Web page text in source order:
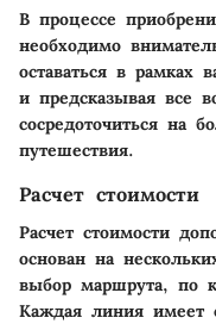
В процессе
необходимо
оставаться в рамках
и предсказывая все
сосредоточиться на
путешествия.
Расчет стоимости
Расчет стоимости
основан на
выбор маршрута, по
Каждая линия имеет